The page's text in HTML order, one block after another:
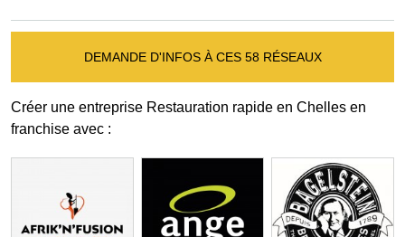
DEMANDE D'INFOS À CES 58 RÉSEAUX
Créer une entreprise Restauration rapide en Chelles en
franchise avec :